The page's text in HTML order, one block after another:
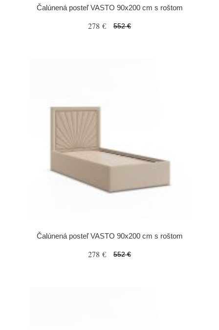
Čalúnená posteľ VASTO 90x200 cm s roštom
278 € 552 €
Čalúnená posteľ VASTO 90x200 cm s roštom
278 € 552 €